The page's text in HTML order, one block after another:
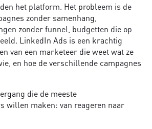
het platform. Het probleem is de
zonder samenhang,
zonder funnel, budgetten die op
LinkedIn Ads is een krachtig
van een marketeer die weet wat ze
en hoe de verschillende campagnes
die de meeste
willen maken: van reageren naar